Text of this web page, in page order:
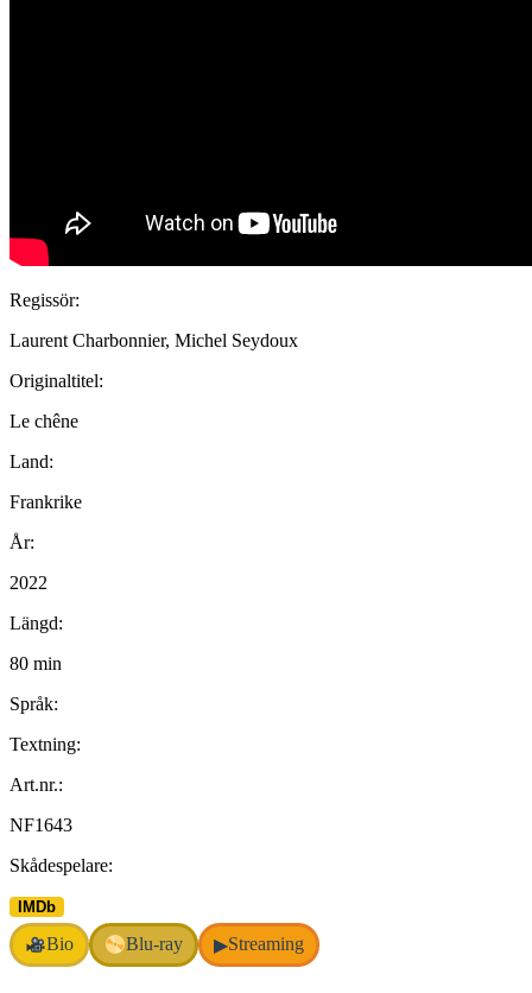
Regissör:
Laurent Charbonnier, Michel Seydoux
Originaltitel:
Le chêne
Land:
Frankrike
År:
2022
Längd:
80 min
Språk:
Textning:
Art.nr.:
NF1643
Skådespelare:
IMDb
Bio Blu-ray ▶Streaming